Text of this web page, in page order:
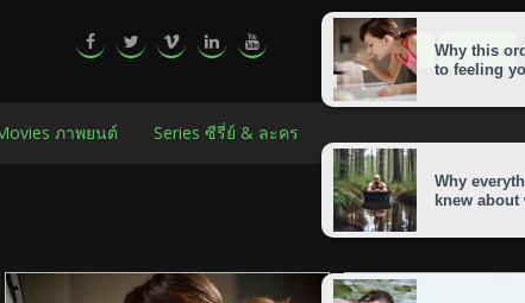
LOGIN SIGNUP
ภาพยนต์ Series ซีรี่ย์ & ละคร